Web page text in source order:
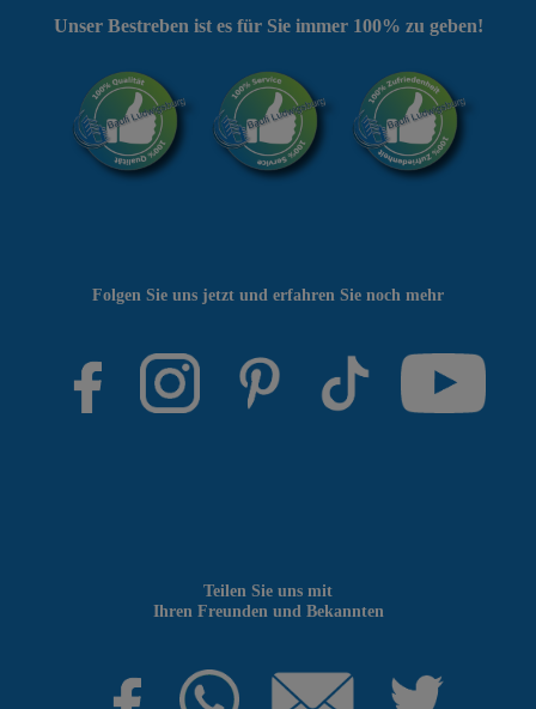
Teilen Sie uns mit
Ihren Freunden und Bekannten
Folgen Sie uns jetzt und erfahren Sie noch mehr
Unser Bestreben ist es für Sie immer 100% zu geben!